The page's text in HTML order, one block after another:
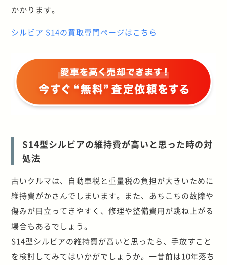
かかります。
シルビア S14の買取専門ページはこちら
S14型シルビアの維持費が高いと思った時の対
処法
古いクルマは、自動車税と重量税の負担が大きいために
維持費がかさんでしまいます。また、あちこちの故障や
傷みが目立ってきやすく、修理や整備費用が跳ね上がる
場合もあるでしょう。
S14型シルビアの維持費が高いと思ったら、手放すこと
を検討してみてはいかがでしょうか。一昔前は10年落ち